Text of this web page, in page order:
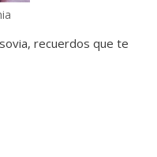
recuerdos que te